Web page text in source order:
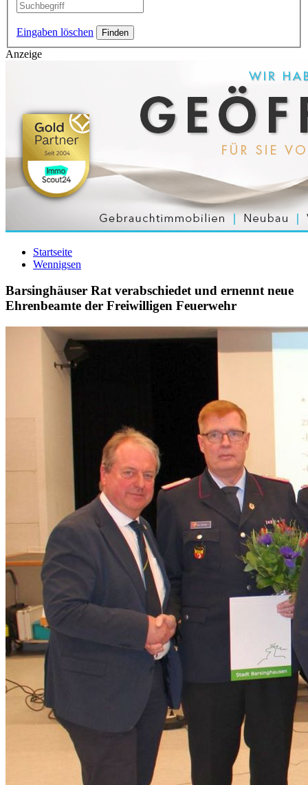
Eingaben löschen
Anzeige
Startseite
Wennigsen
Barsinghäuser Rat verabschiedet und ernennt neue
Ehrenbeamte der Freiwilligen Feuerwehr